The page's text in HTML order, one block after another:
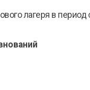
лагеря в